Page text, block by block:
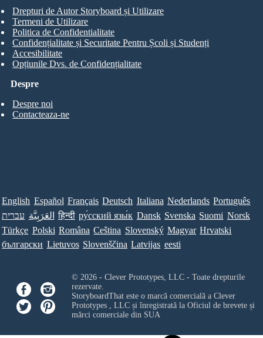
Despre
Despre noi
Contacteaza-ne
Drepturi de Autor Storyboard și Utilizare
Termeni de Utilizare
Politica de Confidentialitate
Confidențialitate și Securitate Pentru Școli și Studenți
Accesibilitate
Opțiunile Dvs. de Confidențialitate
English Español Français Deutsch Italiana Nederlands Português
עברית العَرَبِيَّة हिन्दी ру́сский язы́к Dansk Svenska Suomi Norsk
Türkçe Polski Româna Ceština Slovenský Magyar Hrvatski
български Lietuvos Slovenščina Latvijas eesti
© 2026 - Clever Prototypes, LLC - Toate drepturile
rezervate.
StoryboardThat este o marcă comercială a Clever
Prototypes , LLCși înregistrată la Oficiul de brevete și
mărci comerciale din SUA